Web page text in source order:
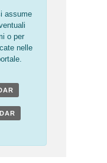
assume
o per
nelle